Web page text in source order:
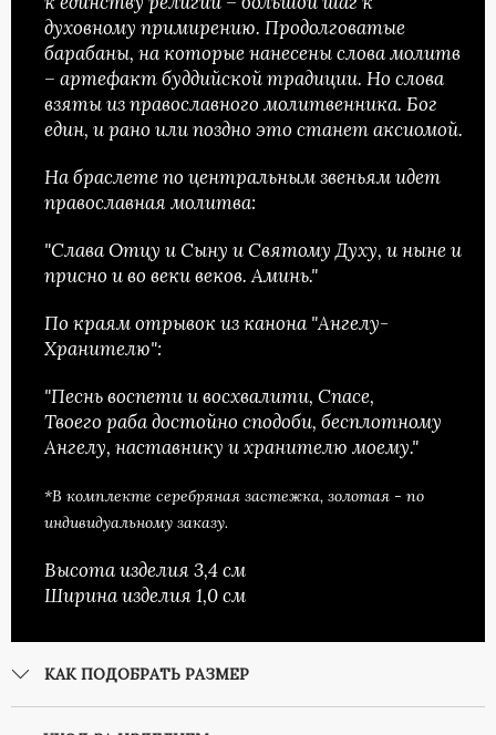
духовному примирению. Продолговатые
барабаны, на которые нанесены слова молитв
– артефакт буддийской традиции. Но слова
взяты из православного молитвенника. Бог
един, и рано или поздно это станет аксиомой.
На браслете по центральным звеньям идет
православная молитва:
"Слава Отцу и Сыну и Святому Духу, и ныне и
присно и во веки веков. Аминь."
По краям отрывок из канона "Ангелу-
Хранителю":
"Песнь воспети и восхвалити, Спасе,
Твоего раба достойно сподоби, беcплотному
Ангелу, наставнику и хранителю моему."
*В комплекте серебряная застежка, золотая - по
индивидуальному заказу.
Высота изделия 3,4 см
Ширина изделия 1,0 см
КАК ПОДОБРАТЬ РАЗМЕР